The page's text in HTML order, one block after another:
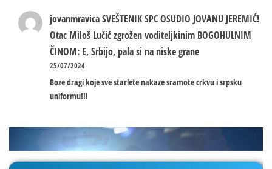
jovanmravicaSVEŠTENIK SPC OSUDIO JOVANU JEREMIĆ!
Otac Miloš Lučić zgrožen voditeljkinim BOGOHULNIM
ČINOM: E, Srbijo, pala si na niske grane
25/07/2024
Boze dragi koje sve starlete nakaze sramote crkvu i srpsku
uniformu!!!